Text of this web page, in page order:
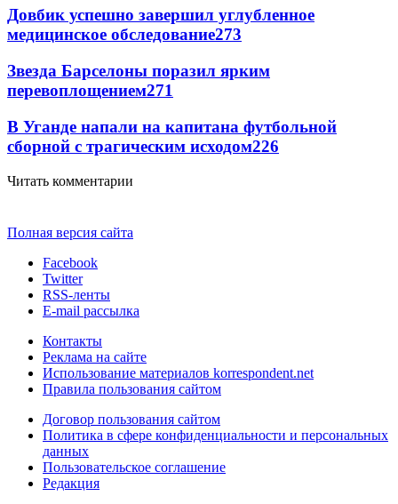
Довбик успешно завершил углубленное
медицинское обследование273
Звезда Барселоны поразил ярким
перевоплощением271
В Уганде напали на капитана футбольной
сборной с трагическим исходом226
Читать комментарии
Полная версия сайта
Facebook
Twitter
RSS-ленты
E-mail рассылка
Контакты
Реклама на сайте
Использование материалов korrespondent.net
Правила пользования сайтом
Договор пользования сайтом
Политика в сфере конфиденциальности и персональных
данных
Пользовательское соглашение
Редакция